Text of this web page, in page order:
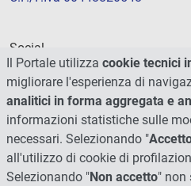
Social
Il Portale utilizza cookie tecnici
migliorare l'esperienza di
analitici in forma aggregata e
informazioni statistiche sulle
necessari. Selezionando "
all'utilizzo di cookie di
Selezionando "Non accetto" non